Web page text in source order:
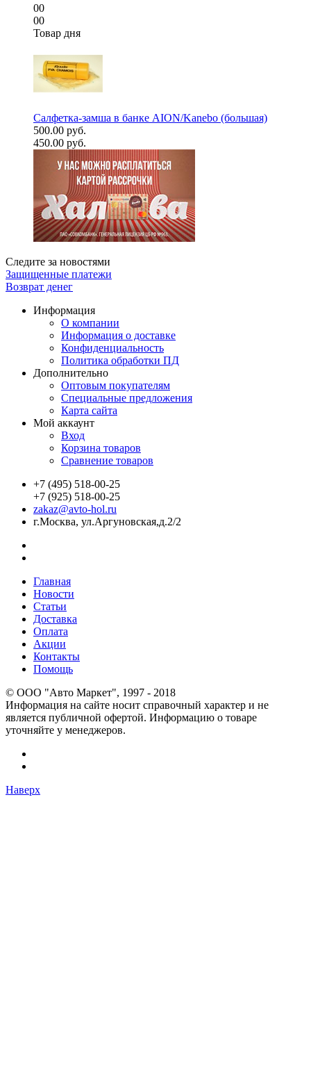
00
00
Товар дня
Салфетка-замша в банке AION/Kanebo (большая)
500.00 руб.
450.00 руб.
Следите за новостями
Защищенные платежи
Возврат денег
Информация
О компании
Информация о доставке
Конфиденциальность
Политика обработки ПД
Дополнительно
Оптовым покупателям
Специальные предложения
Карта сайта
Мой аккаунт
Вход
Корзина товаров
Сравнение товаров
+7 (495) 518-00-25
+7 (925) 518-00-25
zakaz@avto-hol.ru
г.Москва, ул.Аргуновская,д.2/2
Главная
Новости
Статьи
Доставка
Оплата
Акции
Контакты
Помощь
© OOO "Авто Маркет", 1997 - 2018
Информация на сайте носит справочный характер и не
является публичной офертой. Информацию о товаре
уточняйте у менеджеров.
Наверх